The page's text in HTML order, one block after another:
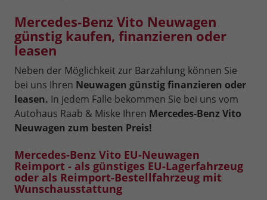
Mercedes-Benz Vito Neuwagen
günstig kaufen, finanzieren oder
leasen
Neben der Möglichkeit zur Barzahlung können Sie
bei uns Ihren Neuwagen günstig finanzieren oder
leasen. In jedem Falle bekommen Sie bei uns vom
Autohaus Raab & Miske Ihren Mercedes-Benz Vito
Neuwagen zum besten Preis!
Mercedes-Benz Vito EU-Neuwagen
Reimport - als günstiges EU-Lagerfahrzeug
oder als Reimport-Bestellfahrzeug mit
Wunschausstattung